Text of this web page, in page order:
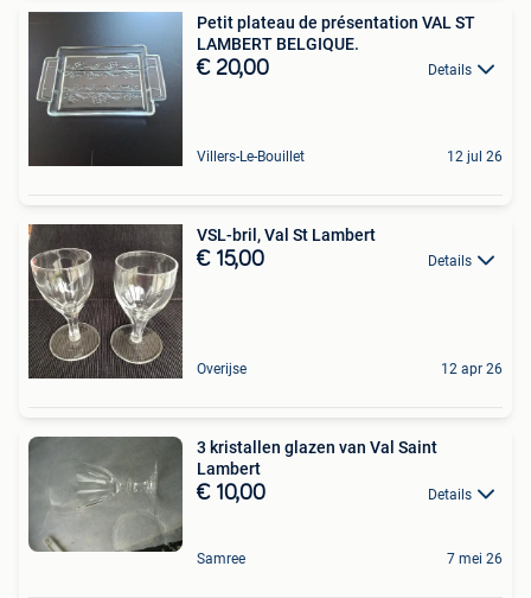
Petit plateau de présentation VAL ST
LAMBERT BELGIQUE.
€ 20,00 Details
Villers-Le-Bouillet 12 jul 26
VSL-bril, Val St Lambert
€ 15,00 Details
Overijse 12 apr 26
3 kristallen glazen van Val Saint
Lambert
€ 10,00 Details
Samree 7 mei 26